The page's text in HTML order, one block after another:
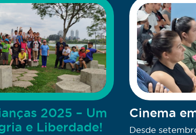
2025 – Um
e Liberdade!
Cinema
Desde